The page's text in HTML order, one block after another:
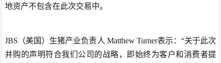
地资产不包含在此次交易中。
JBS（美国）生猪产业负责人 Matthew Turner表示：“关于此次
并购的声明符合我们公司的战略，即始终为客户和消费者提